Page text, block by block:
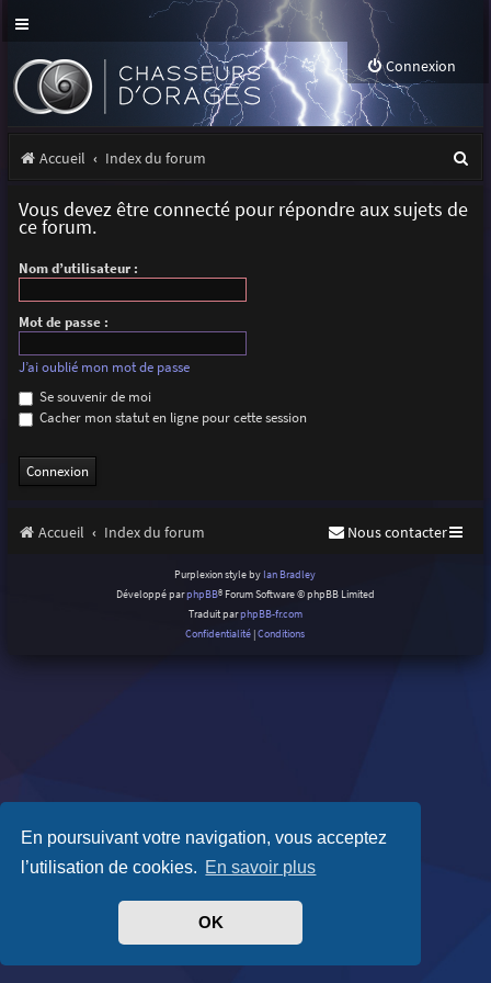
En poursuivant votre navigation, vous acceptez
l’utilisation de cookies. En savoir plus
OK
Connexion
Accueil Index du forum
Vous devez être connecté pour répondre aux sujets de
ce forum.
Nom d’utilisateur :
Mot de passe :
J’ai oublié mon mot de passe
Se souvenir de moi
Cacher mon statut en ligne pour cette session
Accueil Index du forum Nous contacter
Purplexion style by Ian Bradley
Développé parphpBB® Forum Software © phpBB Limited
Traduit parphpBB-fr.com
Confidentialité |Conditions